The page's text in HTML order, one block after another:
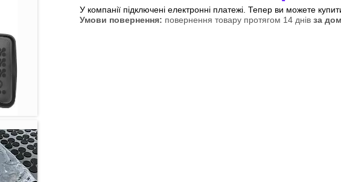
У компанії підключені електронні платежі. Тепер ви можете
повернення товару протягом 14 днів за